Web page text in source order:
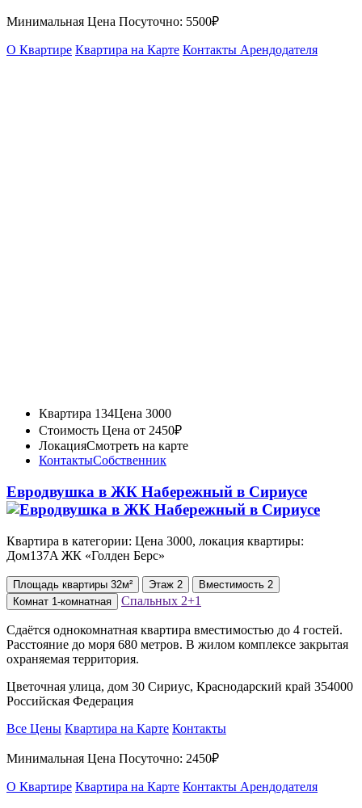
Минимальная Цена Посуточно: 5500₽
О Квартире Квартира на Карте Контакты Арендодателя
Квартира 134Цена 3000
Стоимость Цена от 2450₽
ЛокацияСмотреть на карте
КонтактыСобственник
Евродвушка в ЖК Набережный в Сириусе
Квартира в категории: Цена 3000, локация квартиры:
Дом137A ЖК «Голден Берс»
Площадь квартиры 32м² Этаж 2 Вместимость 2
Комнат 1-комнатная Спальных 2+1
Сдаётся однокомнатная квартира вместимостью до 4 гостей.
Расстояние до моря 680 метров. В жилом комплексе закрытая
охраняемая территория.
Цветочная улица, дом 30 Сириус, Краснодарский край 354000
Российская Федерация
Все Цены Квартира на Карте Контакты
Минимальная Цена Посуточно: 2450₽
О Квартире Квартира на Карте Контакты Арендодателя